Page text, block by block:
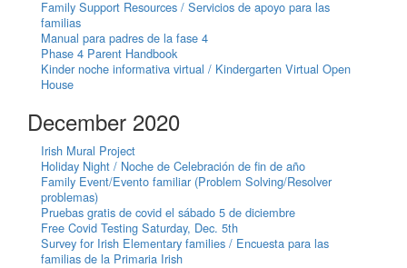
Family Support Resources / Servicios de apoyo para las
familias
Manual para padres de la fase 4
Phase 4 Parent Handbook
Kinder noche informativa virtual / Kindergarten Virtual Open
House
December 2020
Irish Mural Project
Holiday Night / Noche de Celebración de fin de año
Family Event/Evento familiar (Problem Solving/Resolver
problemas)
Pruebas gratis de covid el sábado 5 de diciembre
Free Covid Testing Saturday, Dec. 5th
Survey for Irish Elementary families / Encuesta para las
familias de la Primaria Irish